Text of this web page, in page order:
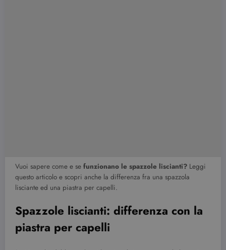
Vuoi sapere come e se funzionano le spazzole liscianti? Leggi
questo articolo e scopri anche la differenza fra una spazzola
lisciante ed una piastra per capelli.
Spazzole liscianti: differenza con la
piastra per capelli